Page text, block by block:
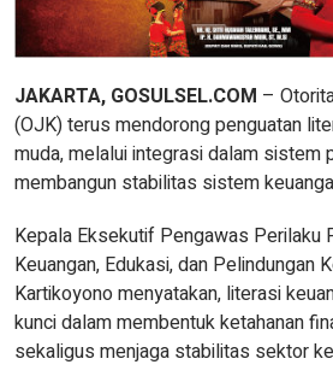
JAKARTA, GOSULSEL.COM –
(OJK) terus mendorong penguatan
muda, melalui integrasi dalam sistem
membangun stabilitas sistem
Kepala Eksekutif Pengawas Perilaku
Keuangan, Edukasi, dan Pelindungan
Kartikoyono menyatakan, literasi
kunci dalam membentuk ketahanan
sekaligus menjaga stabilitas sektor